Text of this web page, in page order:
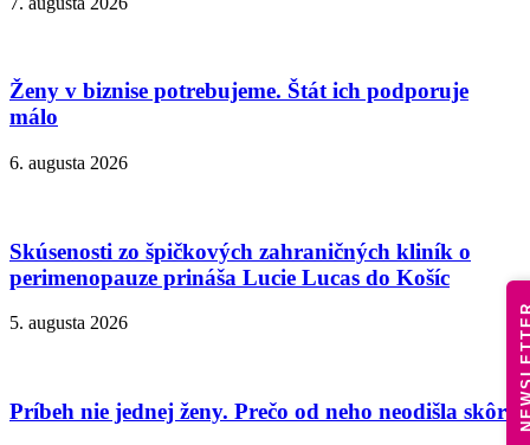
Ženy v biznise potrebujeme. Štát ich podporuje
málo
6. augusta 2026
Skúsenosti zo špičkových zahraničných kliník o
perimenopauze prináša Lucie Lucas do Košíc
5. augusta 2026
Príbeh nie jednej ženy. Prečo od neho neodišla skôr?